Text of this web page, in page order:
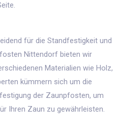
für die Standfestigkeit und
Nittendorf bieten wir
Materialien wie Holz,
kümmern sich um die
der Zaunpfosten, um
Ihren Zaun zu gewährleisten.